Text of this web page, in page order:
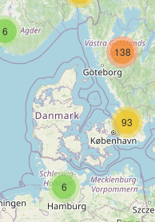
6
93
138
6